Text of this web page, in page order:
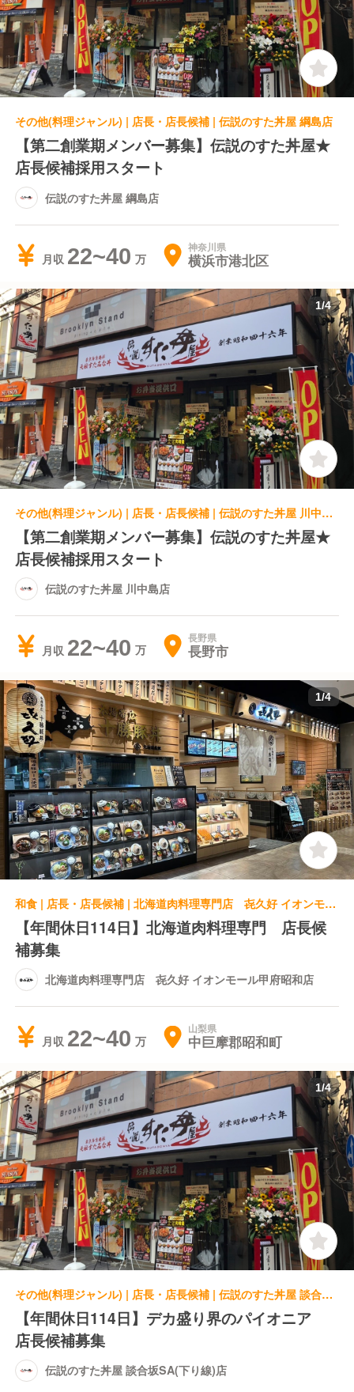
その他(料理ジャンル) | 店長・店長候補 | 伝説のすた丼屋 綱島店
【第二創業期メンバー募集】伝説のすた丼屋★
店長候補採用スタート
伝説のすた丼屋 綱島店
月収 22~40 神奈川県
横浜市港北区
1/4
その他(料理ジャンル) | 店長・店長候補 | 伝説のすた丼屋 川中島店
【第二創業期メンバー募集】伝説のすた丼屋★
店長候補採用スタート
伝説のすた丼屋 川中島店
月収 22~40 長野県
長野市
1/4
和食 | 店長・店長候補 | 北海道肉料理専門店 㐂久好 イオンモール甲府昭和店
【年間休日114日】北海道肉料理専門 店長候
補募集
北海道肉料理専門店 㐂久好 イオンモール甲府昭和店
月収 22~40 山梨県
中巨摩郡昭和町
1/4
その他(料理ジャンル) | 店長・店長候補 | 伝説のすた丼屋 談合坂SA(下り線)店
【年間休日114日】デカ盛り界のパイオニア
店長候補募集
伝説のすた丼屋 談合坂SA(下り線)店